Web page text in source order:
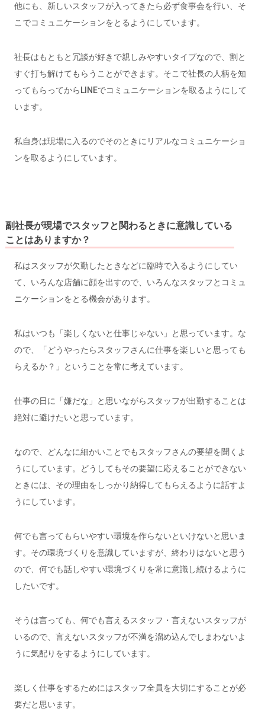
他にも、新しいスタッフが入ってきたら必ず食事会を行い、そ
こでコミュニケーションをとるようにしています。
社長はもともと冗談が好きで親しみやすいタイプなので、割と
すぐ打ち解けてもらうことができます。そこで社長の人柄を知
ってもらってからLINEでコミュニケーションを取るようにして
います。
私自身は現場に入るのでそのときにリアルなコミュニケーショ
ンを取るようにしています。
副社長が現場でスタッフと関わるときに意識している
ことはありますか？
私はスタッフが欠勤したときなどに臨時で入るようにしてい
て、いろんな店舗に顔を出すので、いろんなスタッフとコミュ
ニケーションをとる機会があります。
私はいつも「楽しくないと仕事じゃない」と思っています。な
ので、「どうやったらスタッフさんに仕事を楽しいと思っても
らえるか？」ということを常に考えています。
仕事の日に「嫌だな」と思いながらスタッフが出勤することは
絶対に避けたいと思っています。
なので、どんなに細かいことでもスタッフさんの要望を聞くよ
うにしています。どうしてもその要望に応えることができない
ときには、その理由をしっかり納得してもらえるように話すよ
うにしています。
何でも言ってもらいやすい環境を作らないといけないと思いま
す。その環境づくりを意識していますが、終わりはないと思う
ので、何でも話しやすい環境づくりを常に意識し続けるように
したいです。
そうは言っても、何でも言えるスタッフ・言えないスタッフが
いるので、言えないスタッフが不満を溜め込んでしまわないよ
うに気配りをするようにしています。
楽しく仕事をするためにはスタッフ全員を大切にすることが必
要だと思います。